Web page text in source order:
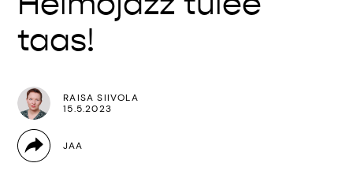
taas!
RAISA SIIVOLA
15.5.2023